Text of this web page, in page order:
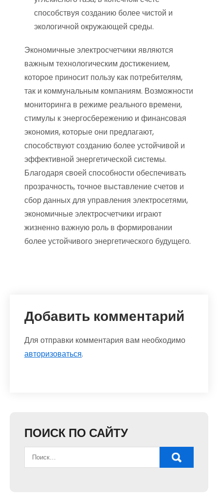
способствуя созданию более чистой и
экологичной окружающей среды.
Экономичные электросчетчики являются
важным технологическим достижением,
которое приносит пользу как потребителям,
так и коммунальным компаниям. Возможности
мониторинга в режиме реального времени,
стимулы к энергосбережению и финансовая
экономия, которые они предлагают,
способствуют созданию более устойчивой и
эффективной энергетической системы.
Благодаря своей способности обеспечивать
прозрачность, точное выставление счетов и
сбор данных для управления электросетями,
экономичные электросчетчики играют
жизненно важную роль в формировании
более устойчивого энергетического будущего.
Добавить комментарий
Для отправки комментария вам необходимо
авторизоваться.
ПОИСК ПО САЙТУ